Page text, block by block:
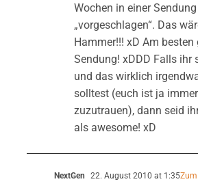
Wochen in einer
„vorgeschlagen“. Das
Hammer!!! xD Am besten
Sendung! xDDD Falls ihr
und das wirklich
solltest (euch ist ja
zuzutrauen), dann seid
als awesome! xD
NextGen 22. August 2010 at 1:35